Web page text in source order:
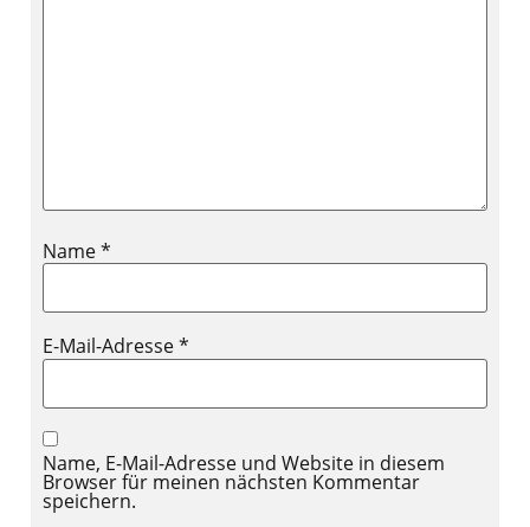
Name*
E-Mail-Adresse*
Name, E-Mail-Adresse und Website in diesem
Browser für meinen nächsten Kommentar
speichern.